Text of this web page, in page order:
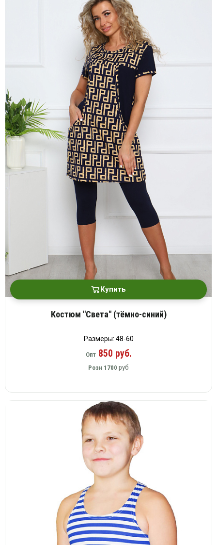
Купить
Костюм "Света" (тёмно-синий)
Размеры: 48-60
Опт850 руб.
Розн 1700 руб